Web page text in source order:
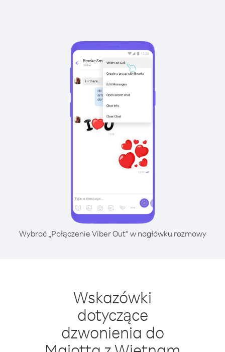
Wybrać „Połączenie Viber Out” w nagłówku rozmowy
Wskazówki
dotyczące
dzwonienia do